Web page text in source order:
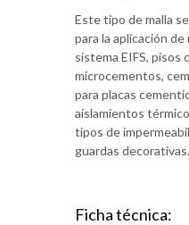
Este tipo de malla
para la aplicación
sistema EIFS, pisos
microcementos,
para placas
aislamientos
tipos de
guardas decorativas.
Ficha técnica: